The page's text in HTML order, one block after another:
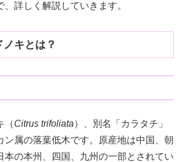
詳しく解説していきます。
キとは？
（Citrus trifoliata）、別名「カラタチ」
ン属の落葉低木です。原産地は中国、朝
本の本州、四国、九州の一部とされてい